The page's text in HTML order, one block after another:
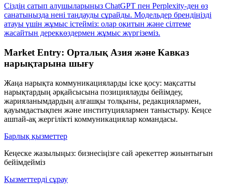
Сіздің сатып алушыларыңыз ChatGPT пен Perplexity-ден өз
санатыңызда нені таңдауды сұрайды. Модельдер брендіңізді
атауы үшін жұмыс істейміз: олар оқитын және сілтеме
жасайтын дереккөздермен жұмыс жүргіземіз.
Market Entry: Орталық Азия және Кавказ
нарықтарына шығу
Жаңа нарықта коммуникацияларды іске қосу: мақсатты
нарықтардың әрқайсысына позициялауды бейімдеу,
жарияланымдардың алғашқы толқыны, редакциялармен,
қауымдастықпен және институциялармен таныстыру. Кеңсе
ашпай-ақ жергілікті коммуникациялар командасы.
Барлық қызметтер
Кеңеске жазылыңыз: бизнесіңізге сай әрекеттер жиынтығын
бейімдейміз
Қызметтерді сұрау